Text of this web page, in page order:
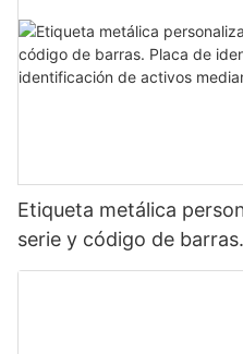
Etiqueta metálica
serie y código de
de aluminio para